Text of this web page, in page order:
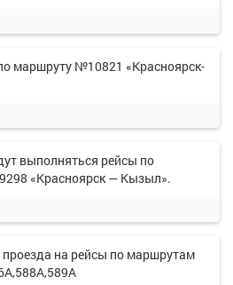
маршруту №10821 «Красноярск-
выполняться рейсы по
«Красноярск — Кызыл».
на рейсы по маршрутам